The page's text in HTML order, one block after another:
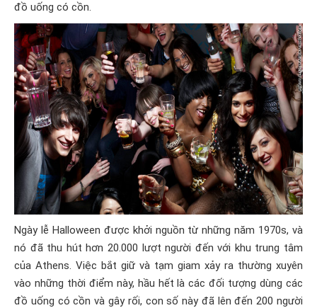
đồ uống có cồn.
Ngày lễ Halloween được khởi nguồn từ những năm 1970s, và
nó đã thu hút hơn 20.000 lượt người đến với khu trung tâm
của Athens. Việc bắt giữ và tạm giam xảy ra thường xuyên
vào những thời điểm này, hầu hết là các đối tượng dùng các
đồ uống có cồn và gây rối, con số này đã lên đến 200 người